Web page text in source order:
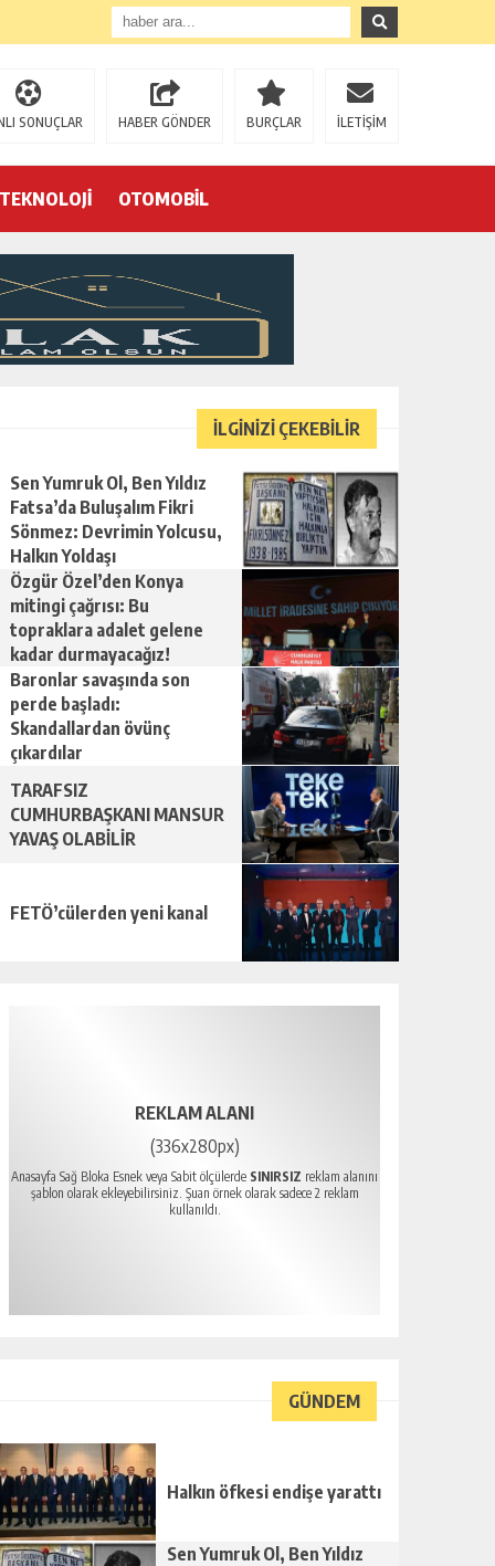
SONUÇLAR HABER GÖNDER BURÇLAR İLETİŞİM
TEKNOLOJİ OTOMOBİL
İLGİNİZİ ÇEKEBİLİR
Sen Yumruk Ol, Ben Yıldız
Fatsa’da Buluşalım Fikri
Sönmez: Devrimin Yolcusu,
Halkın Yoldaşı
Özgür Özel’den Konya
mitingi çağrısı: Bu
topraklara adalet gelene
kadar durmayacağız!
Baronlar savaşında son
perde başladı:
Skandallardan övünç
çıkardılar
TARAFSIZ
CUMHURBAŞKANI MANSUR
YAVAŞ OLABİLİR
FETÖ’cülerden yeni kanal
REKLAM ALANI
(336x280px)
Anasayfa Sağ Bloka Esnek veya Sabit ölçülerde SINIRSIZ reklam alanını
şablon olarak ekleyebilirsiniz. Şuan örnek olarak sadece 2 reklam
kullanıldı.
GÜNDEM
Halkın öfkesi endişe yarattı
Sen Yumruk Ol, Ben Yıldız